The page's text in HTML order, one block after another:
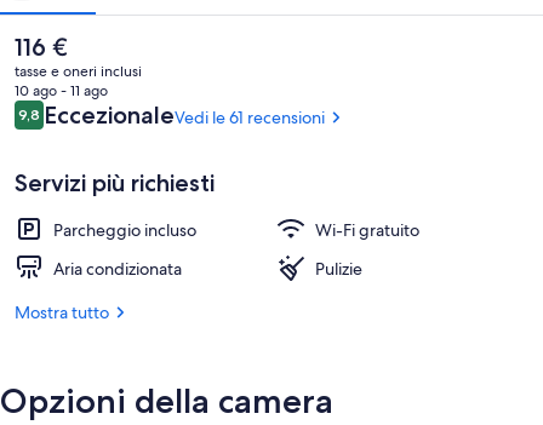
Esterni
Il
prezzo
attuale
è
116 €
116 €
tasse e oneri inclusi
10 ago - 11 ago
Recensioni
9,89,8 su 10
EccezionaleVedi le 61 recensioni
Servizi più richiesti
Parcheggio incluso
Wi-Fi gratuito
Aria condizionata
Pulizie
Mostra tutto
Opzioni della camera